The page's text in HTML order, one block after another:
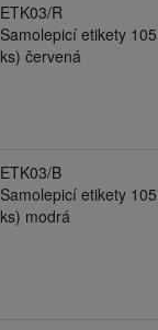
ETK03/R
Samolepicí etikety
ks) červená
ETK03/B
Samolepicí etikety
ks) modrá